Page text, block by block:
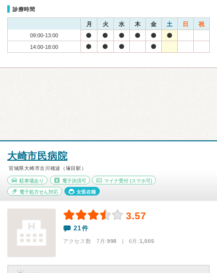
診療時間
月 火 水 木 金 土 日 祝
09:00-13:00
14:00-18:00
大崎市民病院
宮城県大崎市古川穂波（塚目駅）
駐車場あり 電子決済可 マイナ受付 (スマホ可)
電子処方せん対応 女医在籍
3.57
21件
アクセス数 7月:998 | 6月:1,005